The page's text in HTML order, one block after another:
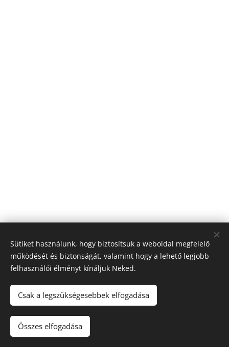
© 2026 Nagyfólia Kft. Minden jog fenntartva
Sütik
Sütiket használunk, hogy biztosítsuk a weboldal megfelelő
működését és biztonságát, valamint hogy a lehető legjobb
felhasználói élményt kínáljuk Neked.
Csak a legszükségesebbek elfogadása
Összes elfogadása